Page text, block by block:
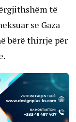
të
se Gaza
bërë thirrje për